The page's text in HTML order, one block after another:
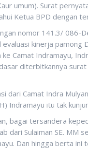
umum). Surat
Ketua BPD dengan
nomor 141.3/ 086-
kinerja pamong
Camat Indramayu,
diterbitkannya
dari Camat Indra
Indramayu itu tak
bagai tersandera
Sulaiman SE. MM
Dan hingga berta